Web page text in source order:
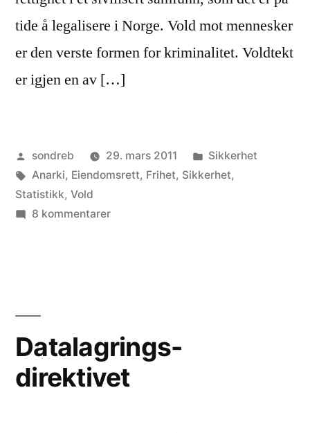
tide å legalisere i Norge. Vold mot mennesker
er den verste formen for kriminalitet. Voldtekt
er igjen en av […]
Publisert
av
sondreb 29. mars 2011
Publisert
i
Sikkerhet
Stikkord:
Anarki, Eiendomsrett, Frihet, Sikkerhet,
Statistikk, Vold
8 kommentarertil
Datalagrings-
direktivet